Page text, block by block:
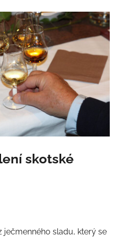
skotské
ječmenného sladu, který se